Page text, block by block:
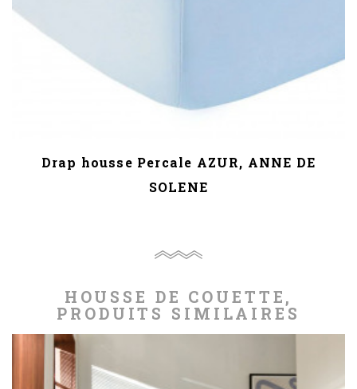
Drap housse Percale AZUR, ANNE DE
SOLENE
HOUSSE DE COUETTE,
PRODUITS SIMILAIRES